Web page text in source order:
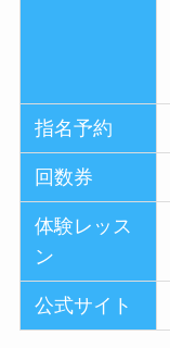
指名予約
回数券
体験レッス
ン
公式サイト